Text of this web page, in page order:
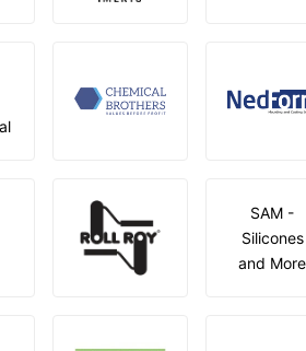
SAM -
Silicones
and More